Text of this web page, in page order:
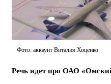
Фото: аккаунт Виталия Хоценко
Речь идет про ОАО